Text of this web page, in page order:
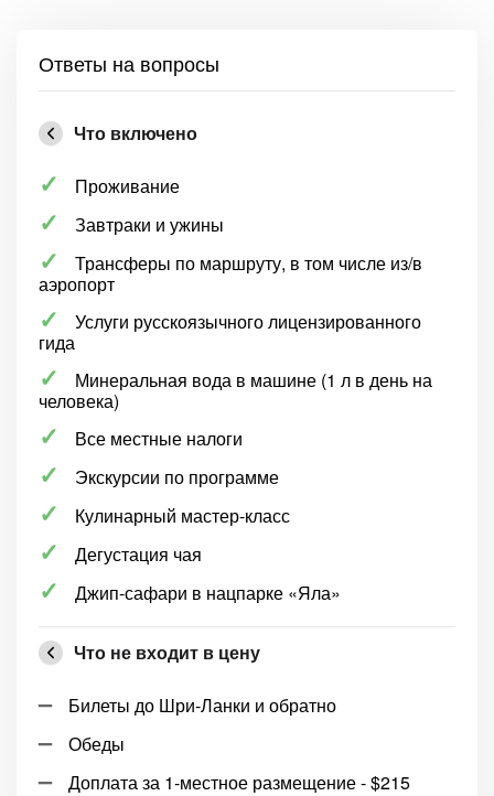
Ответы на вопросы
Что включено
Проживание
Завтраки и ужины
Трансферы по маршруту, в том числе из/в
аэропорт
Услуги русскоязычного лицензированного
гида
Минеральная вода в машине (1 л в день на
человека)
Все местные налоги
Экскурсии по программе
Кулинарный мастер-класс
Дегустация чая
Джип-сафари в нацпарке «Яла»
Что не входит в цену
Билеты до Шри-Ланки и обратно
Обеды
Доплата за 1-местное размещение - $215